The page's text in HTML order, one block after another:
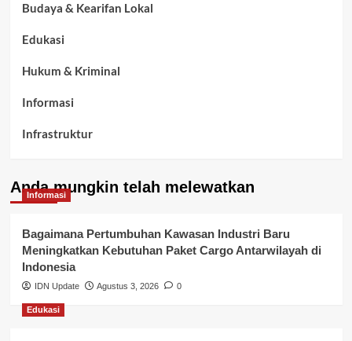
Budaya & Kearifan Lokal
Edukasi
Hukum & Kriminal
Informasi
Infrastruktur
Kepegawaian & ASN Banyuasin
Kesehatan
Keuangan
Lalu Lintas
Anda mungkin telah melewatkan
Informasi
Bagaimana Pertumbuhan Kawasan Industri Baru
Meningkatkan Kebutuhan Paket Cargo Antarwilayah di
Indonesia
IDN Update Agustus 3, 2026 0
Edukasi